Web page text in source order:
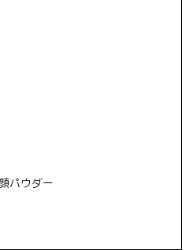
パウダー